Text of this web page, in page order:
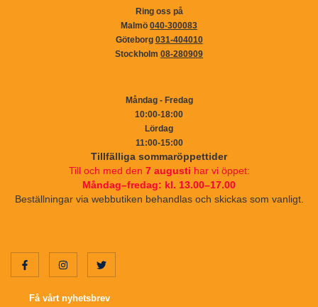
Ring oss på
Malmö 040-300083
Göteborg 031-404010
Stockholm 08-280909
Måndag - Fredag
10:00-18:00
Lördag
11:00-15:00
Tillfälliga sommaröppettider
Till och med den 7 augusti har vi öppet:
Måndag–fredag: kl. 13.00–17.00
Beställningar via webbutiken behandlas och skickas som vanligt.
Få vårt nyhetsbrev